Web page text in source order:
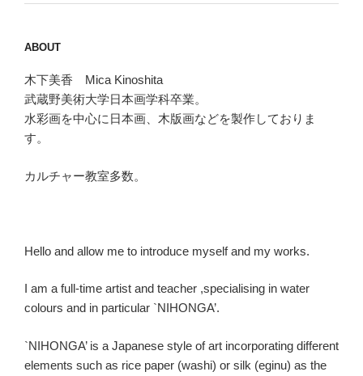
ABOUT
木下美香 Mica Kinoshita
武蔵野美術大学日本画学科卒業。
水彩画を中心に日本画、木版画などを製作しておりま
す。
カルチャー教室多数。
Hello and allow me to introduce myself and my works.
I am a full-time artist and teacher ,specialising in water
colours and in particular `NIHONGA’.
`NIHONGA’ is a Japanese style of art incorporating different
elements such as rice paper (washi) or silk (eginu) as the